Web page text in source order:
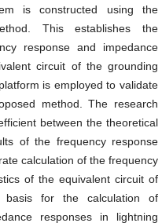
is constructed using the
This establishes the
response and impedance
circuit of the grounding
is employed to validate
method. The research
between the theoretical
of the frequency response
calculation of the frequency
of the equivalent circuit of
basis for the calculation of
responses in lightning